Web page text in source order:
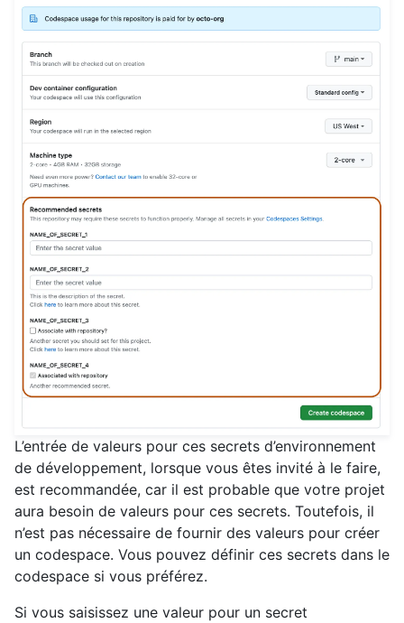
L’entrée de valeurs pour ces secrets d’environnement
de développement, lorsque vous êtes invité à le faire,
est recommandée, car il est probable que votre projet
aura besoin de valeurs pour ces secrets. Toutefois, il
n’est pas nécessaire de fournir des valeurs pour créer
un codespace. Vous pouvez définir ces secrets dans le
codespace si vous préférez.
Si vous saisissez une valeur pour un secret